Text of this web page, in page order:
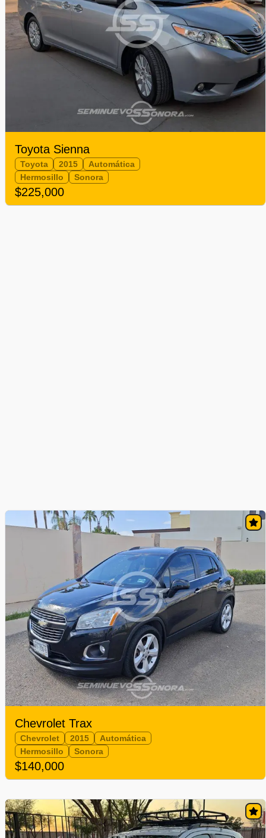
Toyota Sienna
Toyota 2015
Automática
Hermosillo
Sonora
$225,000
Chevrolet Trax
Chevrolet 2015
Automática
Hermosillo
Sonora
$140,000